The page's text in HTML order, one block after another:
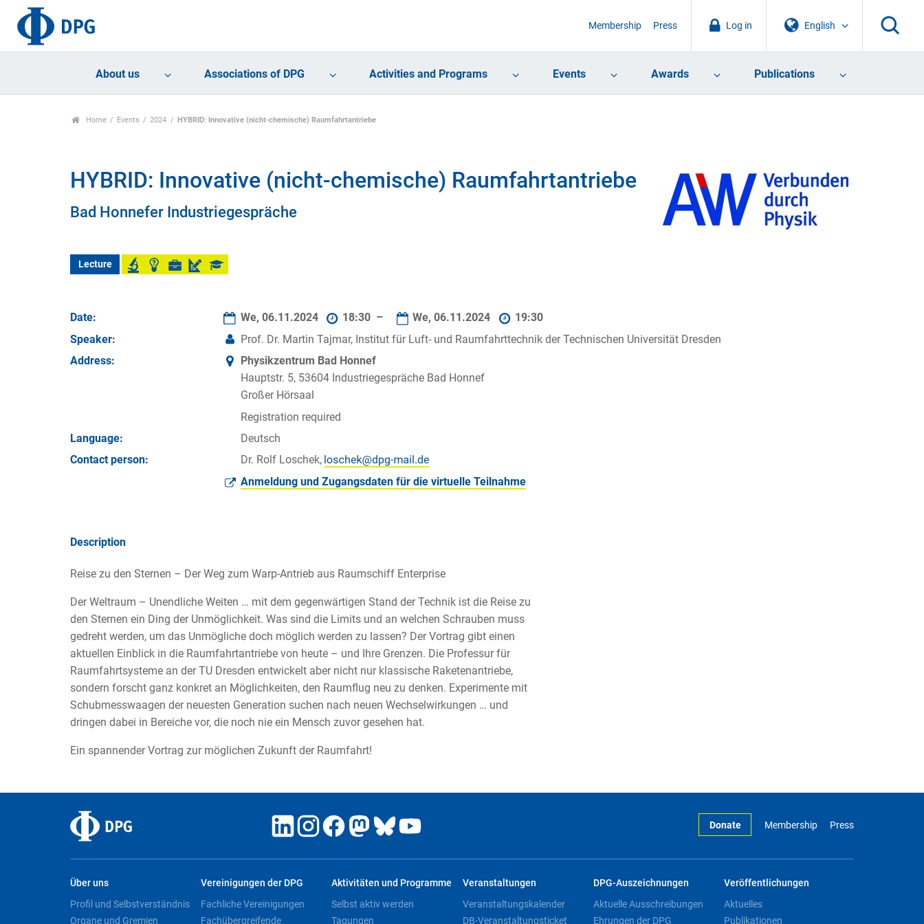
English
Log in
Membership Press
About us Associations of DPG Activities and Programs Events Awards Publications
Home Events 2024 HYBRID: Innovative (nicht-chemische) Raumfahrtantriebe
HYBRID: Innovative (nicht-chemische) Raumfahrtantriebe
Bad Honnefer Industriegespräche
Lecture
Date: We, 06.11.2024 18:30 – We, 06.11.2024
19:30
Speaker:
Prof. Dr. Martin Tajmar, Institut für Luft- und Raumfahrttechnik der Technischen Universität Dresden
Address:
Physikzentrum Bad Honnef
Hauptstr. 5, 53604 Industriegespräche Bad Honnef
Großer Hörsaal
Registration required
Language:
Deutsch
Contact person:
Dr. Rolf Loschek,
Anmeldung und Zugangsdaten für die virtuelle Teilnahme
Description
Reise zu den Sternen – Der Weg zum Warp-Antrieb aus Raumschiff Enterprise
Der Weltraum – Unendliche Weiten … mit dem gegenwärtigen Stand der Technik ist die Reise zu
den Sternen ein Ding der Unmöglichkeit. Was sind die Limits und an welchen Schrauben muss
gedreht werden, um das Unmögliche doch möglich werden zu lassen? Der Vortrag gibt einen
aktuellen Einblick in die Raumfahrtantriebe von heute – und Ihre Grenzen. Die Professur für
Raumfahrtsysteme an der TU Dresden entwickelt aber nicht nur klassische Raketenantriebe,
sondern forscht ganz konkret an Möglichkeiten, den Raumflug neu zu denken. Experimente mit
Schubmesswaagen der neuesten Generation suchen nach neuen Wechselwirkungen … und
dringen dabei in Bereiche vor, die noch nie ein Mensch zuvor gesehen hat.
Ein spannender Vortrag zur möglichen Zukunft der Raumfahrt!
Donate Membership Press
Über uns
Profil und Selbstverständnis
Organe und Gremien
Vereinigungen der DPG
Fachliche Vereinigungen
Fachübergreifende
Aktivitäten und Programme
Selbst aktiv werden
Tagungen
Veranstaltungen
Veranstaltungskalender
DB-Veranstaltungsticket
DPG-Auszeichnungen
Aktuelle Ausschreibungen
Ehrungen der DPG
Veröffentlichungen
Aktuelles
Publikationen